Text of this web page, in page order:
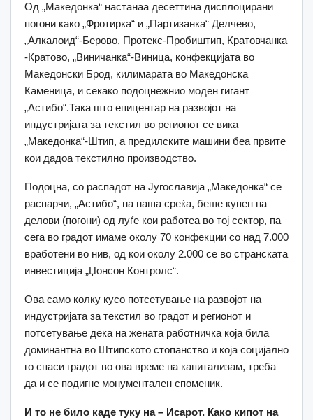
Од „Македонка“ настанаа десеттина дисплоцирани
погони како „Фротирка“ и „Партизанка“ Делчево,
„Алкалоид“-Берово, Протекс-Пробиштип, Кратовчанка
-Кратово, „Виничанка“-Виница, конфекцијата во
Македонски Брод, килимарата во Македонска
Каменица, и секако подоцнежнио моден гигант
„Астибо“.Така што епицентар на развојот на
индустријата за текстил во регионот се вика –
„Македонка“-Штип, а предилските машини беа првите
кои дадоа текстилно производство.
Подоцна, со распадот на Југославија „Македонка“ се
распарчи, „Астибо“, на наша среќа, беше купен на
делови (погони) од луѓе кои работеа во тој сектор, па
сега во градот имаме околу 70 конфекции со над 7.000
вработени во нив, од кои околу 2.000 се во странската
инвестиција „Џонсон Контролс“.
Ова само колку кусо потсетување на развојот на
индустријата за текстил во градот и регионот и
потсетување дека на жената работничка која била
доминантна во Штипското стопанство и која социјално
го спаси градот во ова време на капитализам, треба
да и се подигне монументален споменик.
И то не било каде туку на – Исарот. Како кипот на